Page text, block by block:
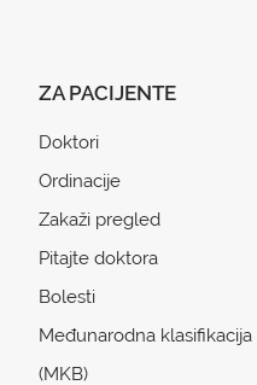
ZA PACIJENTE
Doktori
Ordinacije
Zakaži pregled
Pitajte doktora
Bolesti
Međunarodna
(MKB)